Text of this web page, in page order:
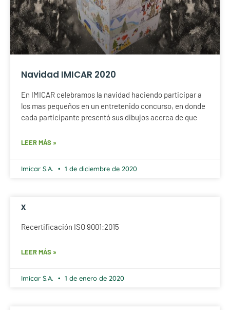
Navidad IMICAR 2020
En IMICAR celebramos la navidad haciendo participar a
los mas pequeños en un entretenido concurso, en donde
cada participante presentó sus dibujos acerca de que
LEER MÁS »
Imicar S.A. 1 de diciembre de 2020
x
Recertificación ISO 9001:2015
LEER MÁS »
Imicar S.A. 1 de enero de 2020